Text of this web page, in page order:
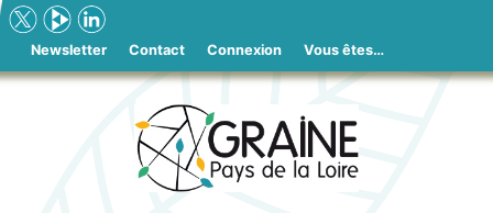
Skip
to
Newsletter Contact Connexion Vous êtes…